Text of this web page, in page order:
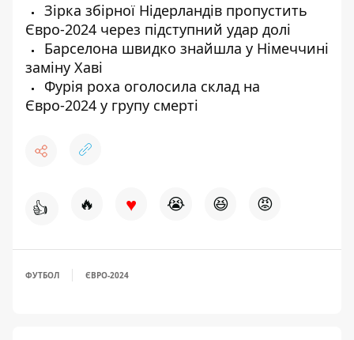
Зірка збірної Нідерландів пропустить
Євро-2024 через підступний удар долі
Барселона швидко знайшла у Німеччині
заміну Хаві
Фурія роха оголосила склад на
Євро-2024 у групу смерті
👍 🔥 ♥ 😭 😆 😡
ФУТБОЛ ЄВРО-2024